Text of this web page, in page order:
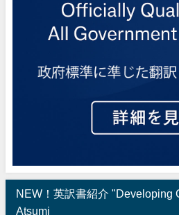
NEW！英訳書紹介 "Developing
Atsumi